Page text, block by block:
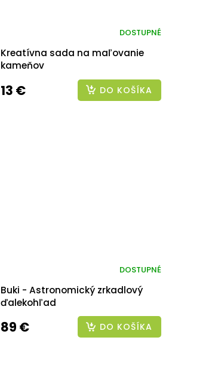
Kreatívna sada na maľovanie
kameňov
DOSTUPNÉ
13 € DO KOŠÍKA
Buki - Astronomický zrkadlový
ďalekohľad
DOSTUPNÉ
89 € DO KOŠÍKA